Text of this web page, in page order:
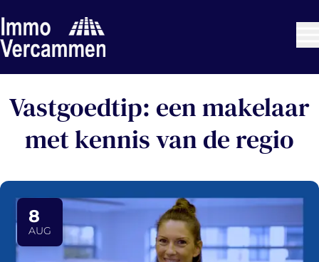
Vastgoedtip: een makelaar
met kennis van de regio
8
AUG